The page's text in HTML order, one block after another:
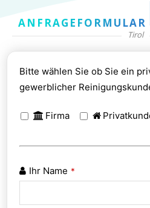
ANFRAGEFORMULAR
Tirol
Bitte wählen Sie ob Sie ein
gewerblicher
Firma
Ihr Name *